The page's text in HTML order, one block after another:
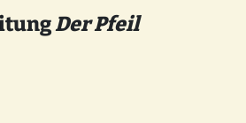
Der Pfeil